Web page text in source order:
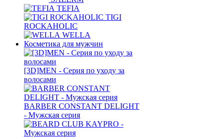
TEFIA
TIGI
ROCKAHOLIC
WELLA
Косметика для мужчин
[3D]MEN - Серия по уходу за
волосами
BARBER CONSTANT DELIGHT
- Мужская серия